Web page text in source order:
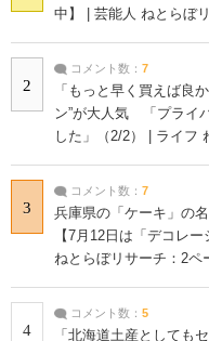
中】 | 芸能人 ねとらぼ
2
コメント数： 7
「もっと早く買えば良
ン”が大人気 「プライ
した」（2/2） | ライフ
3
コメント数： 7
兵庫県の「ケーキ」の
【7月12日は「デコレ
ねとらぼリサーチ：2ペ
4
コメント数： 5
「北海道土産としても